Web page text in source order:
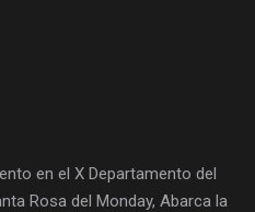
en el X Departamento del
Rosa del Monday, Abarca la